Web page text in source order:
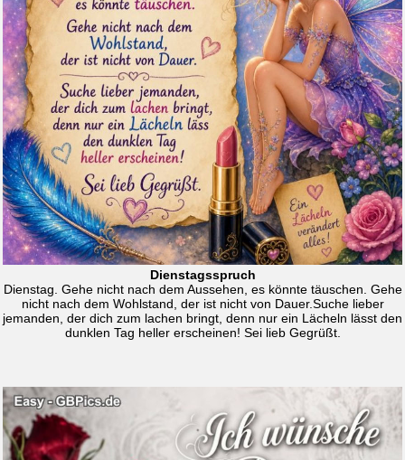
Dienstagsspruch
Dienstag. Gehe nicht nach dem Aussehen, es könnte täuschen. Gehe
nicht nach dem Wohlstand, der ist nicht von Dauer.Suche lieber
jemanden, der dich zum lachen bringt, denn nur ein Lächeln lässt den
dunklen Tag heller erscheinen! Sei lieb Gegrüßt.